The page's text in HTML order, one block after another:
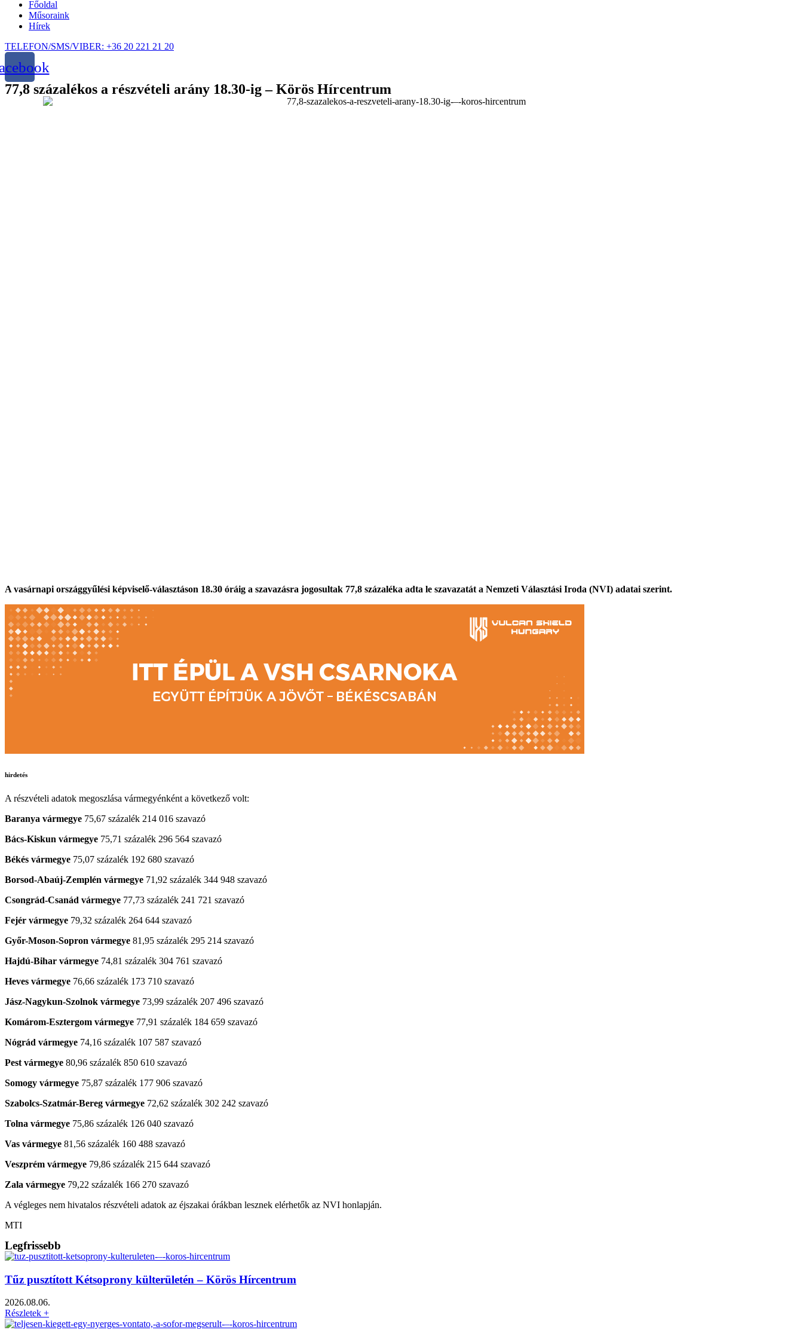
Főoldal
Műsoraink
Hírek
TELEFON/SMS/VIBER: +36 20 221 21 20
77,8 százalékos a részvételi arány 18.30-ig – Körös Hírcentrum
A vasárnapi országgyűlési képviselő-választáson 18.30 óráig a szavazásra jogosultak 77,8 százaléka adta le szavazatát a Nemzeti Választási Iroda (NVI) adatai szerint.
hirdetés
A részvételi adatok megoszlása vármegyénként a következő volt:
Baranya vármegye 75,67 százalék 214 016 szavazó
Bács-Kiskun vármegye 75,71 százalék 296 564 szavazó
Békés vármegye 75,07 százalék 192 680 szavazó
Borsod-Abaúj-Zemplén vármegye 71,92 százalék 344 948 szavazó
Csongrád-Csanád vármegye 77,73 százalék 241 721 szavazó
Fejér vármegye 79,32 százalék 264 644 szavazó
Győr-Moson-Sopron vármegye 81,95 százalék 295 214 szavazó
Hajdú-Bihar vármegye 74,81 százalék 304 761 szavazó
Heves vármegye 76,66 százalék 173 710 szavazó
Jász-Nagykun-Szolnok vármegye 73,99 százalék 207 496 szavazó
Komárom-Esztergom vármegye 77,91 százalék 184 659 szavazó
Nógrád vármegye 74,16 százalék 107 587 szavazó
Pest vármegye 80,96 százalék 850 610 szavazó
Somogy vármegye 75,87 százalék 177 906 szavazó
Szabolcs-Szatmár-Bereg vármegye 72,62 százalék 302 242 szavazó
Tolna vármegye 75,86 százalék 126 040 szavazó
Vas vármegye 81,56 százalék 160 488 szavazó
Veszprém vármegye 79,86 százalék 215 644 szavazó
Zala vármegye 79,22 százalék 166 270 szavazó
A végleges nem hivatalos részvételi adatok az éjszakai órákban lesznek elérhetők az NVI honlapján.
MTI
Legfrissebb
Tűz pusztított Kétsoprony külterületén – Körös Hírcentrum
2026.08.06.
Részletek +